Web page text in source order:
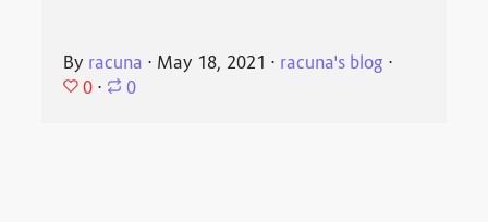
By racuna ⋅ May 18, 2021 ⋅ racuna's blog ⋅
0 ⋅ 0